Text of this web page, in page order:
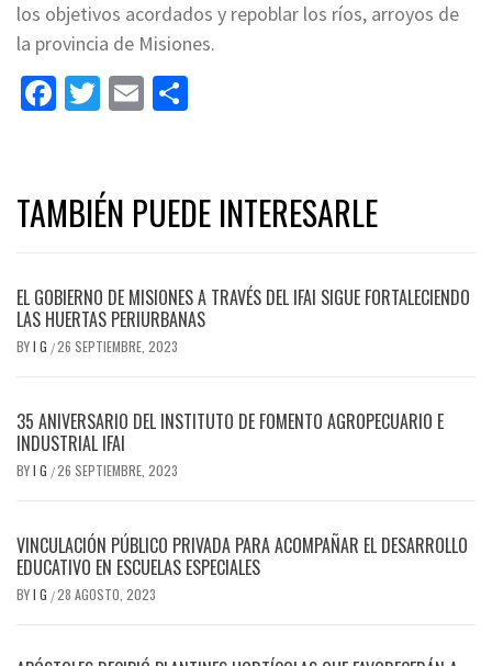
los objetivos acordados y repoblar los ríos, arroyos de
la provincia de Misiones.
Facebook
Twitter
Email
TAMBIÉN PUEDE INTERESARLE
EL GOBIERNO DE MISIONES A TRAVÉS DEL IFAI SIGUE FORTALECIENDO
LAS HUERTAS PERIURBANAS
BYI G /26 SEPTIEMBRE, 2023
35 ANIVERSARIO DEL INSTITUTO DE FOMENTO AGROPECUARIO E
INDUSTRIAL IFAI
BYI G /26 SEPTIEMBRE, 2023
VINCULACIÓN PÚBLICO PRIVADA PARA ACOMPAÑAR EL DESARROLLO
EDUCATIVO EN ESCUELAS ESPECIALES
BYI G /28 AGOSTO, 2023